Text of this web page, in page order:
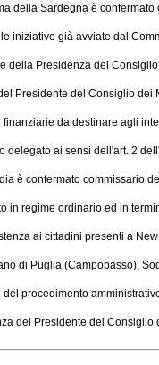
Sardegna è confermato
già avviate dal
Presidenza del
Presidente del Consiglio dei
da destinare agli
ai sensi dell'art. 2
è confermato commissario
regime ordinario ed in
ai cittadini presenti a
di Puglia (Campobasso),
procedimento
del Presidente del Consiglio